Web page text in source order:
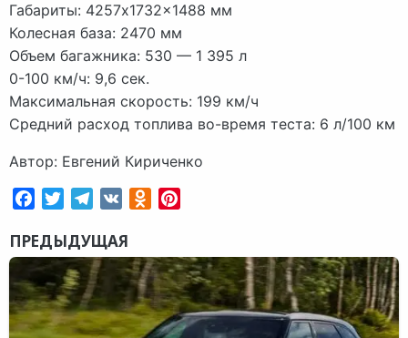
Габариты: 4257x1732x1488 мм
Колесная база: 2470 мм
Объем багажника: 530 — 1 395 л
0-100 км/ч: 9,6 сек.
Максимальная скорость: 199 км/ч
Средний расход топлива во-время теста: 6 л/100 км
Автор: Евгений Кириченко
FacebookTwitterTelegram
VK Odnoklassniki
ПРЕДЫДУЩАЯ